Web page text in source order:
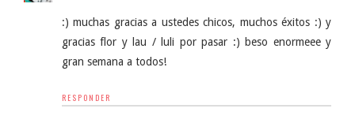
:) muchas gracias a ustedes chicos, muchos éxitos :) y
gracias flor y lau / luli por pasar :) beso enormeee y
gran semana a todos!
RESPONDER